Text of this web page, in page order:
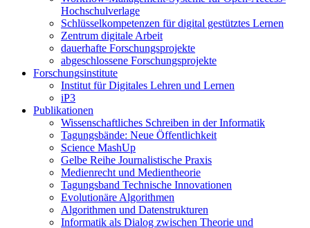
Hochschulverlage
Schlüsselkompetenzen für digital gestütztes Lernen
Zentrum digitale Arbeit
dauerhafte Forschungsprojekte
abgeschlossene Forschungsprojekte
Forschungsinstitute
Institut für Digitales Lehren und Lernen
iP3
Publikationen
Wissenschaftliches Schreiben in der Informatik
Tagungsbände: Neue Öffentlichkeit
Science MashUp
Gelbe Reihe Journalistische Praxis
Medienrecht und Medientheorie
Tagungsband Technische Innovationen
Evolutionäre Algorithmen
Algorithmen und Datenstrukturen
Informatik als Dialog zwischen Theorie und